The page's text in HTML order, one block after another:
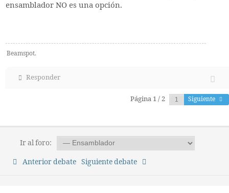
ensamblador NO es una opción.
Beamspot.
Responder
Página 1 / 2 Siguiente
Ir al foro:
Anterior debate Siguiente debate